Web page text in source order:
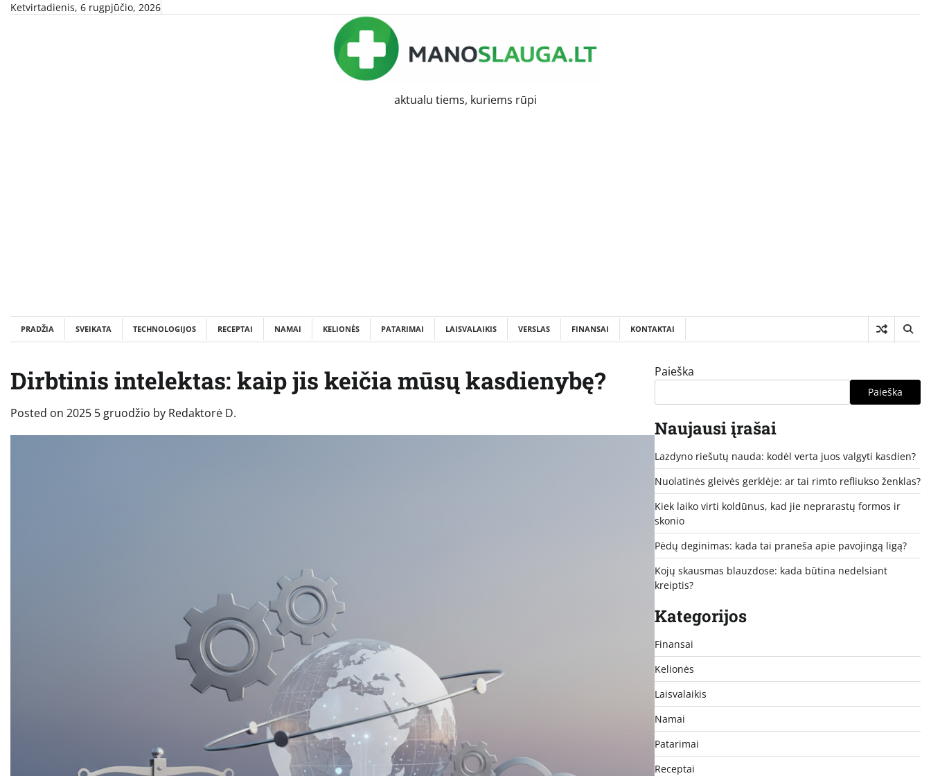
SkipKetvirtadienis, 6 rugpjūčio, 2026
aktualu tiems, kuriems rūpi
PRADŽIA SVEIKATA TECHNOLOGIJOS RECEPTAI NAMAI KELIONĖS PATARIMAI LAISVALAIKIS VERSLAS FINANSAI KONTAKTAI
Dirbtinis intelektas: kaip jis keičia mūsų kasdienybę?
Posted on 2025 5 gruodžio by Redaktorė D.
Paieška
Paieška
Naujausi įrašai
Lazdyno riešutų nauda: kodėl verta juos valgyti kasdien?
Nuolatinės gleivės gerklėje: ar tai rimto refliukso ženklas?
Kiek laiko virti koldūnus, kad jie neprarastų formos ir
skonio
Pėdų deginimas: kada tai praneša apie pavojingą ligą?
Kojų skausmas blauzdose: kada būtina nedelsiant
kreiptis?
Kategorijos
Finansai
Kelionės
Laisvalaikis
Namai
Patarimai
Receptai